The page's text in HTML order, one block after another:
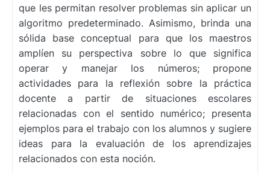
que les permitan resolver problemas sin aplicar un
algoritmo predeterminado. Asimismo, brinda una
sólida base conceptual para que los maestros
amplíen su perspectiva sobre lo que significa
operar y manejar los números; propone
actividades para la reflexión sobre la práctica
docente a partir de situaciones escolares
relacionadas con el sentido numérico; presenta
ejemplos para el trabajo con los alumnos y sugiere
ideas para la evaluación de los aprendizajes
relacionados con esta noción.